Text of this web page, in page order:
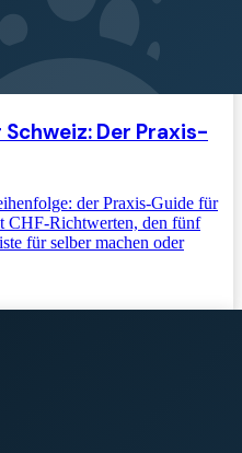
Der Praxis-
der Praxis-Guide für
Richtwerten, den fünf
für selber machen oder